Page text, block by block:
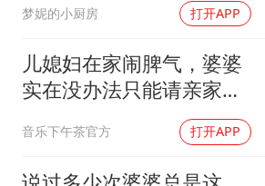
梦妮的小厨房 打开APP
儿媳妇在家闹脾气，婆婆
实在没办法只能请亲家母
音乐下午茶官方 打开APP